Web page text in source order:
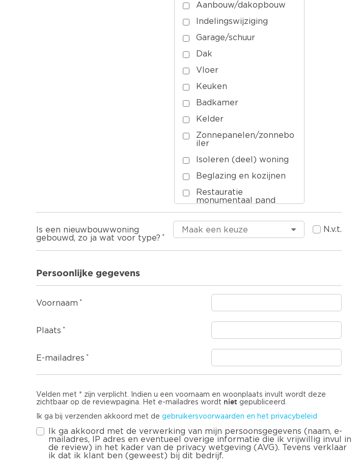
Aanbouw/dakopbouw
Indelingswijziging
Garage/schuur
Dak
Vloer
Keuken
Badkamer
Kelder
Zonnepanelen/zonnebo
iler
Isoleren (deel) woning
Beglazing en kozijnen
Restauratie
monumentaal pand
Herstellen
Is een nieuwbouwwoning
gebouwd, zo ja wat voor type?
N.v.t.
Persoonlijke gegevens
Voornaam
Plaats
E-mailadres
Velden met * zijn verplicht. Indien u een voornaam en woonplaats invult wordt deze
zichtbaar op de reviewpagina. Het e-mailadres wordt niet gepubliceerd.
Ik ga bij verzenden akkoord met de gebruikersvoorwaarden en het privacybeleid
Ik ga akkoord met de verwerking van mijn persoonsgegevens (naam, e-
mailadres, IP adres en eventueel overige informatie die ik vrijwillig invul in
de review) in het kader van de privacy wetgeving (AVG). Tevens verklaar
ik dat ik klant ben (geweest) bij dit bedrijf.